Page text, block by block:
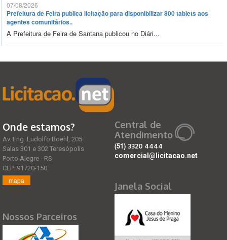
07/08/2026
Prefeitura de Feira publica licitação para disponibilizar 800 tablets aos
agentes comunitários..
A Prefeitura de Feira de Santana publicou no Diári...
Onde estamos?
Av. Eng. Ludolfo Boehl, 205
Salas 301 e 302 Teresópolis
Porto Alegre - RS
CEP: 91720-150
mapa
Nossos Parceiros
Central de
Atendimento
(51) 3320 4444
comercial@licitacao.net
Janela Social